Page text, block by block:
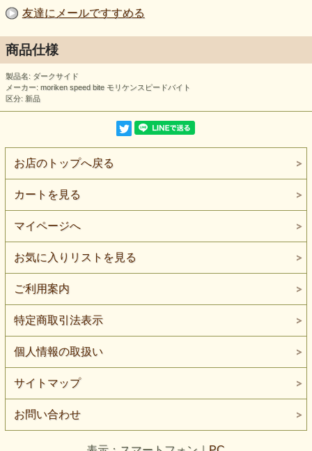
友達にメールですすめる
商品仕様
製品名: ダークサイド
メーカー: moriken speed bite モリケンスピードバイト
区分: 新品
お店のトップへ戻る
カートを見る
マイページへ
お気に入りリストを見る
ご利用案内
特定商取引法表示
個人情報の取扱い
サイトマップ
お問い合わせ